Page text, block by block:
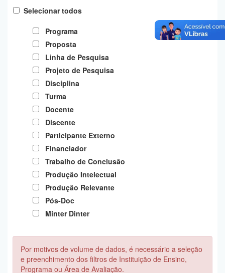
Planalto Selecionar todos
Programa
Proposta
Linha de Pesquisa
Projeto de Pesquisa
Disciplina
Turma
Docente
Discente
Participante Externo
Financiador
Trabalho de Conclusão
Produção Intelectual
Produção Relevante
Pós-Doc
Minter Dinter
Por motivos de volume de dados, é necessário a seleção
e preenchimento dos filtros de Instituição de Ensino,
Programa ou Área de Avaliação.